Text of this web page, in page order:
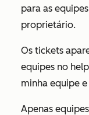
para as
proprietário.
Os tickets
equipes no
minha equipe e
Apenas